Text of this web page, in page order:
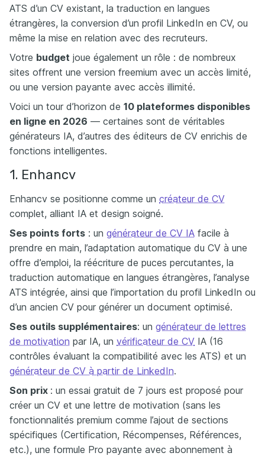
ATS d’un CV existant, la traduction en langues
étrangères, la conversion d’un profil LinkedIn en CV, ou
même la mise en relation avec des recruteurs.
Votre budget joue également un rôle : de nombreux
sites offrent une version freemium avec un accès limité,
ou une version payante avec accès illimité.
Voici un tour d’horizon de 10 plateformes disponibles
en ligne en 2026 — certaines sont de véritables
générateurs IA, d’autres des éditeurs de CV enrichis de
fonctions intelligentes.
1. Enhancv
Enhancv se positionne comme un créateur de CV
complet, alliant IA et design soigné.
Ses points forts : un générateur de CV IA facile à
prendre en main, l’adaptation automatique du CV à une
offre d’emploi, la réécriture de puces percutantes, la
traduction automatique en langues étrangères, l’analyse
ATS intégrée, ainsi que l’importation du profil LinkedIn ou
d’un ancien CV pour générer un document optimisé.
Ses outils supplémentaires: un générateur de lettres
de motivation par IA, un vérificateur de CV IA (16
contrôles évaluant la compatibilité avec les ATS) et un
générateur de CV à partir de LinkedIn.
Son prix ​​: un essai gratuit de 7 jours est proposé pour
créer un CV et une lettre de motivation (sans les
fonctionnalités premium comme l’ajout de sections
spécifiques (Certification, Récompenses, Références,
etc.), une formule Pro payante avec abonnement à